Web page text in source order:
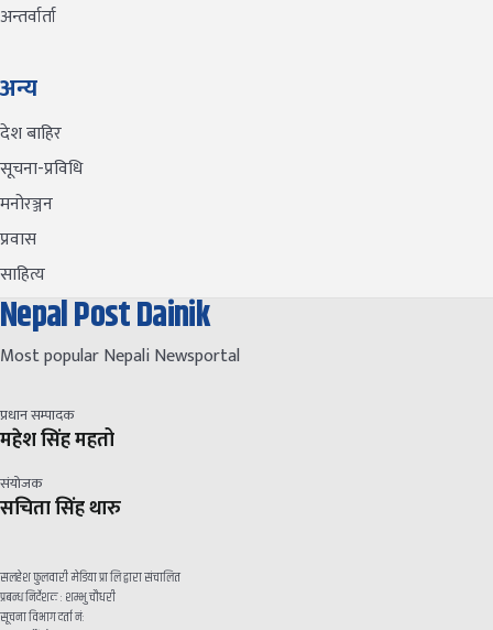
अन्तर्वार्ता
अन्य
देश बाहिर
सूचना-प्रविधि
मनोरञ्जन
प्रवास
साहित्य
Nepal Post Dainik
Most popular Nepali Newsportal
प्रधान सम्पादक
महेश सिंह महतो
संयोजक
सचिता सिंह थारु
सलहेश फुलवारी मेडिया प्रा लि द्वारा संचालित
प्रबन्ध निर्देशक : शम्भु चौधरी
सूचना विभाग दर्ता नं: